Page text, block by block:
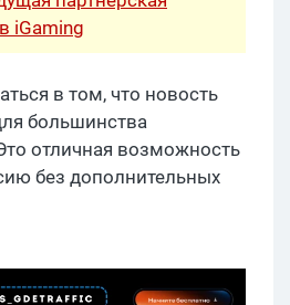
iGaming
в том, что новость
большинства
отличная возможность
без дополнительных